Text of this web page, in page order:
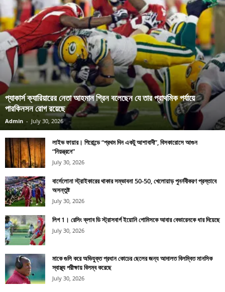
প্যাকার্স ক্যারিয়ারের নেতা আহমান গ্রিন বলেছেন যে তার প্রাথমিক পর্যায়ে
পারকিনসন রোগ রয়েছে
Admin - July 30, 2026
লাইভ ফায়ার। গিরোন্ডে “প্রথম দিন একটু আশাবাদী”, বিসকারোসে আগুন
“নিয়ন্ত্রনে”
July 30, 2026
বার্সেলোনা স্ট্রাইকারের থাকার সম্ভাবনা 50-50, খেলোয়াড় পুনর্নবীকরণ প্রস্তাবে
অসন্তুষ্ট
July 30, 2026
লিগ 1। রেসিং ক্লাব ডি স্ট্রাসবার্গ ইয়োনি গোমিসকে আবার বেভারেনকে ধার দিয়েছে
July 30, 2026
মাকে গুলি করে অভিযুক্ত প্রধান কোচের ছেলের জন্য আদালত বিলম্বিত মানসিক
স্বাস্থ্য পরীক্ষায় বিলম্ব করেছে
July 30, 2026